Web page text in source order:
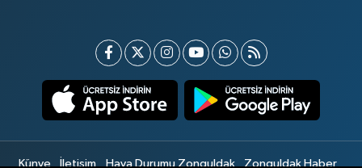
Künye İletişim Hava Durumu Zonguldak Zonguldak Haber